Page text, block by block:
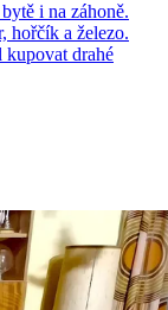
i na záhoně.
hořčík a železo.
kupovat drahé